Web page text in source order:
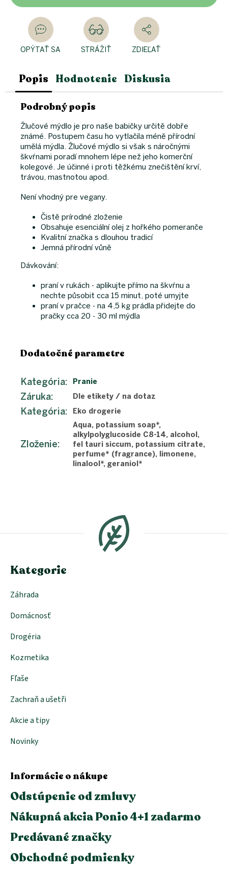
OPÝTAŤ SA STRÁŽIŤ ZDIEĽAŤ
Popis Hodnotenie Diskusia
Podrobný popis
Žlučové mýdlo je pro naše babičky určitě dobře
známé. Postupem času ho vytlačila méně přírodní
umělá mýdla. Žlučové mýdlo si však s náročnými
škvŕnami poradí mnohem lépe než jeho komerční
kolegové. Je účinné i proti těžkému znečištění krví,
trávou, mastnotou apod.
Není vhodný pre vegany.
Čistě prírodné zloženie
Obsahuje esenciální olej z hořkého pomeranče
Kvalitní značka s dlouhou tradicí
Jemná přírodní vůně
Dávkování:
praní v rukách - aplikujte přímo na škvŕnu a
nechte působit cca 15 minut, poté umyjte
praní v pračce - na 4,5 kg prádla přidejte do
pračky cca 20 - 30 ml mýdla
Dodatočné parametre
Kategória: Pranie
Záruka: Dle etikety / na dotaz
Kategória: Eko drogerie
Zloženie:
Aqua, potassium soap*,
alkylpolyglucoside C8-14, alcohol,
fel tauri siccum, potassium citrate,
perfume* (fragrance), limonene,
linalool*, geraniol*
ä
Kategorie
Záhrada
Domácnosť
Drogéria
Kozmetika
Fľaše
Zachraň a ušetři
Akcie a tipy
Novinky
Informácie o nákupe
Odstúpenie od zmluvy
Nákupná akcia Ponio 4+1 zadarmo
Predávané značky
Obchodné podmienky